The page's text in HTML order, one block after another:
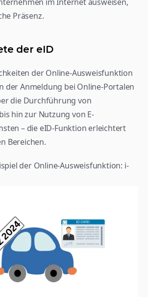
Präsenz.
der eID
der Online-Ausweisfunktion
der Anmeldung bei Online-Portalen
die Durchführung von
hin zur Nutzung von E-
– die eID-Funktion erleichtert
Bereichen.
der Online-Ausweisfunktion: i-